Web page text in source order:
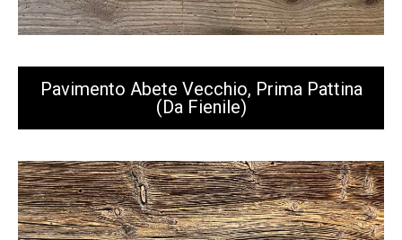
Pavimento Abete Vecchio, Prima Pattina
(da Fienile)